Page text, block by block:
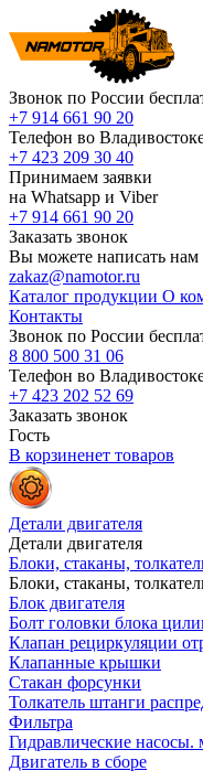
Звонок по России
+7 914 661 90 20
Телефон во
+7 423 209 30 40
Принимаем заявки
на Whatsapp и Viber
+7 914 661 90 20
Заказать звонок
Вы можете написать нам
zakaz@namotor.ru
Каталог продукции О
Контакты
Звонок по России
8 800 500 31 06
Телефон во
+7 423 202 52 69
Заказать звонок
Гость
В корзиненет товаров
Детали двигателя
Детали двигателя
Блоки, стаканы,
Блоки, стаканы,
Блок двигателя
Болт головки блока
Клапан рециркуляции
Клапанные крышки
Стакан форсунки
Толкатель штанги
Фильтра
Гидравлические насосы.
Двигатель в сборе